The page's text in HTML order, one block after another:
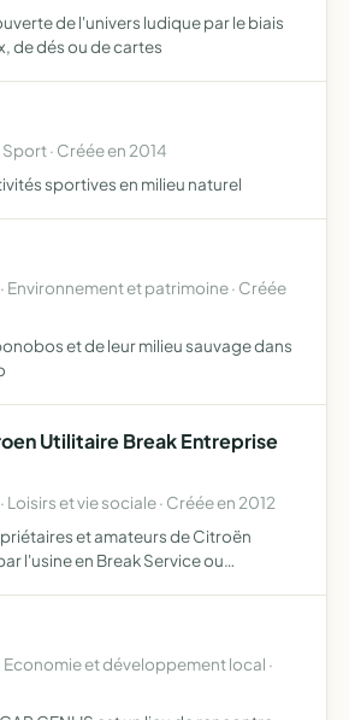
de l'univers ludique par le biais
de dés ou de cartes
Sport · Créée en 2014
sportives en milieu naturel
Environnement et patrimoine · Créée
et de leur milieu sauvage dans
Utilitaire Break Entreprise
Loisirs et vie sociale · Créée en 2012
et amateurs de Citroën
l'usine en Break Service ou
Economie et développement local ·